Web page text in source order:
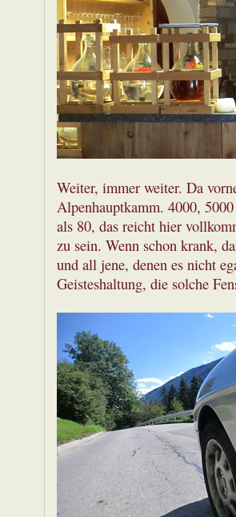
Weiter, immer weiter. Da
Alpenhauptkamm. 4000,
als 80, das reicht hier
zu sein. Wenn schon krank,
und all jene, denen es nicht
Geisteshaltung, die solche